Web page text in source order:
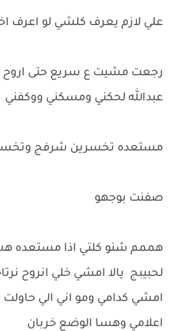
علي لازم يعرف كلشي لو اعرف
رجعت مشيت ع سريع حتى اروح
عبدالله لحكني ومسكني ووكفني
مستعده تخسرين شرفج
صفنت بوجهو
هممم شنو كلتي اذا مستعده
لحبيبج يالا امشي خلي انروح
امشي كدامي ومو اني الي حاولت
اعلامي وهسا الوضع خربان